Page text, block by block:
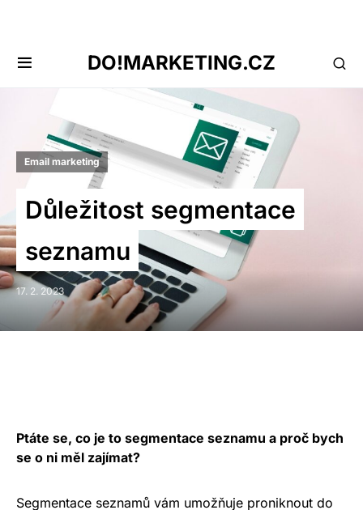
DO!MARKETING.CZ
Email marketing
Důležitost segmentace
seznamu
17. 2. 2023
Ptáte se, co je to segmentace seznamu a proč bych
se o ni měl zajímat?
Segmentace seznamů vám umožňuje proniknout do